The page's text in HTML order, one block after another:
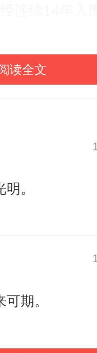
企业虽未
界500强。
公司，包含
列第67位的
润置地有限
有限公司，
读全文
。
期。